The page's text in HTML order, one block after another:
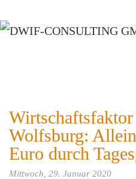
Zum Hauptinhalt springen
Wolfsburg:
Euro durch
Mittwoch, 29. Januar 2020